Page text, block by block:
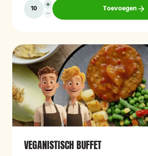
Toevoegen
VEGANISTISCH BUFFET